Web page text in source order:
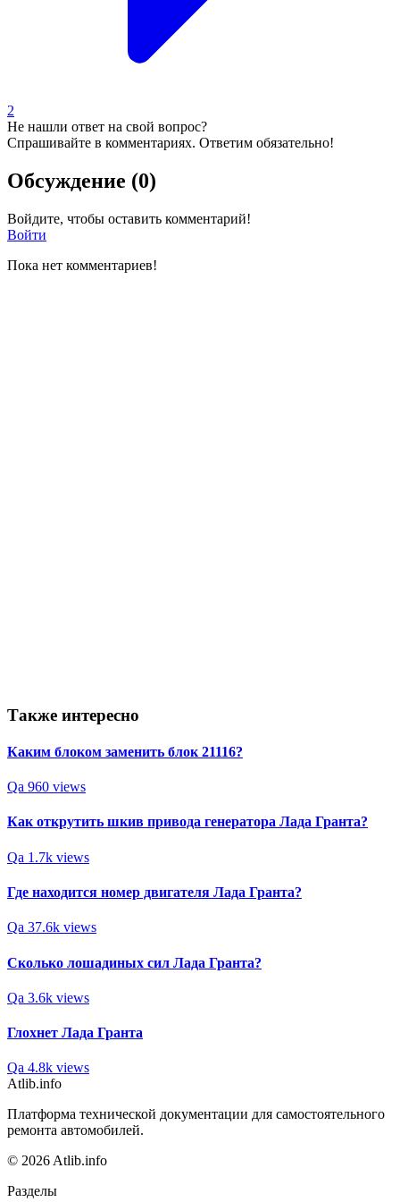
2
Не нашли ответ на свой вопрос?
Спрашивайте в комментариях. Ответим обязательно!
Обсуждение (0)
Войдите, чтобы оставить комментарий!
Войти
Пока нет комментариев!
Также интересно
Каким блоком заменить блок 21116?
Qa 960 views
Как открутить шкив привода генератора Лада Гранта?
Qa 1.7k views
Где находится номер двигателя Лада Гранта?
Qa 37.6k views
Сколько лошадиных сил Лада Гранта?
Qa 3.6k views
Глохнет Лада Гранта
Qa 4.8k views
Atlib.info
Платформа технической документации для самостоятельного
ремонта автомобилей.
© 2026 Atlib.info
Разделы